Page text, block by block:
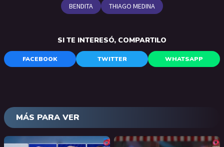
BENDITA THIAGO MEDINA
SI TE INTERESÓ, COMPARTILO
FACEBOOK TWITTER WHATSAPP
MÁS PARA VER